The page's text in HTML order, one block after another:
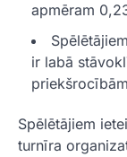
apmēram
ir labā
Spēlētājiem
turnīra